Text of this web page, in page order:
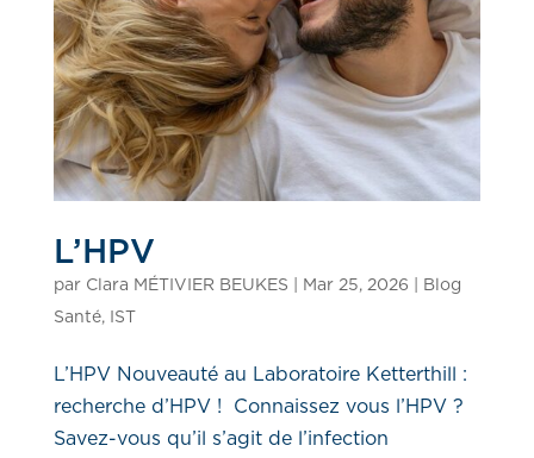
L’HPV
par Clara MÉTIVIER BEUKES Mar 25, 2026
Blog
Santé, IST
L’HPV Nouveauté au Laboratoire Ketterthill :
recherche d’HPV ! Connaissez vous l’HPV ?
Savez-vous qu’il s’agit de l’infection